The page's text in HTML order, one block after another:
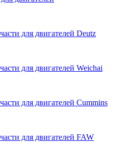
для двигателей Deutz
для двигателей Weichai
для двигателей Cummins
для двигателей FAW